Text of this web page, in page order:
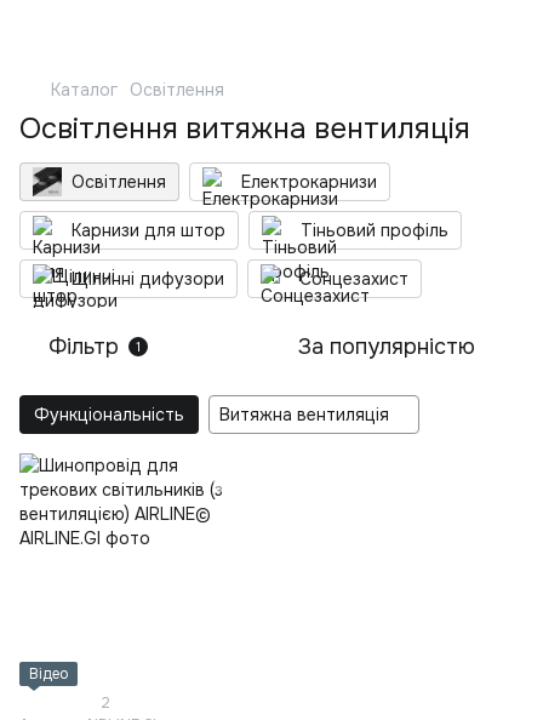
Каталог Освітлення
Освітлення витяжна вентиляція
Освітлення Електрокарнизи
Карнизи для штор Тіньовий профіль
Щілинні дифузори Сонцезахист
Фільтр 1 За популярністю
Функціональність Витяжна вентиляція
Відео
2